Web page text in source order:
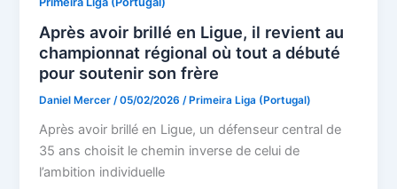
Après avoir brillé en Ligue, il revient au
championnat régional où tout a débuté
pour soutenir son frère
Daniel Mercer/05/02/2026/ Primeira Liga (Portugal)
Après avoir brillé en Ligue, un défenseur central de
35 ans choisit le chemin inverse de celui de
l’ambition individuelle